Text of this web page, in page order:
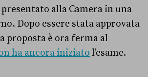
alla Camera in una
Dopo essere stata approvata
proposta è ora ferma al
ha ancora iniziato l’esame.